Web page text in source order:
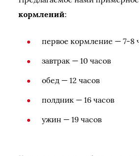
кормлений:
первое кормление — 7-8
завтрак — 10 часов
обед — 12 часов
полдник — 16 часов
ужин — 19 часов